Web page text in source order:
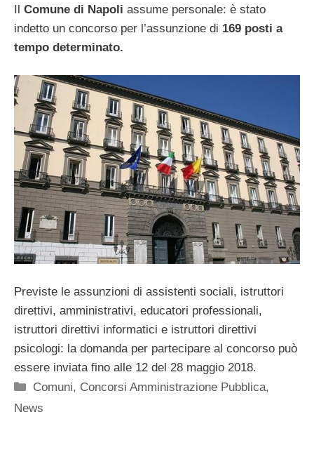
Comune di Napoli assume personale: è stato
indetto un concorso per l’assunzione di 169 posti a
tempo determinato.
Previste le assunzioni di assistenti sociali, istruttori
direttivi, amministrativi, educatori professionali,
istruttori direttivi informatici e istruttori direttivi
psicologi: la domanda per partecipare al concorso può
essere inviata fino alle 12 del 28 maggio 2018.
Categorie
Comuni, Concorsi Amministrazione Pubblica,
News